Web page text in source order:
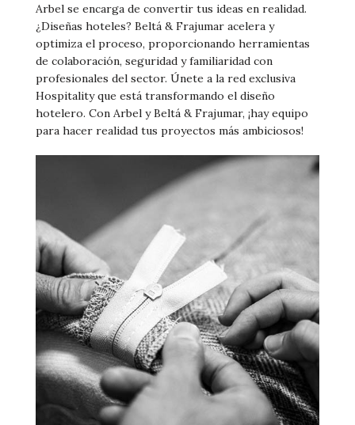
Arbel se encarga de convertir tus ideas en realidad.
¿Diseñas hoteles? Beltá & Frajumar acelera y
optimiza el proceso, proporcionando herramientas
de colaboración, seguridad y familiaridad con
profesionales del sector. Únete a la red exclusiva
Hospitality que está transformando el diseño
hotelero. Con Arbel y Beltá & Frajumar, ¡hay equipo
para hacer realidad tus proyectos más ambiciosos!